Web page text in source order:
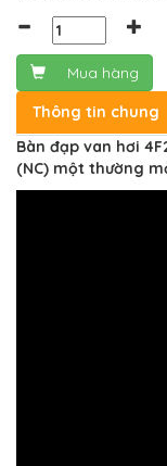
Mua hàng
Thông tin chung
Bàn đạp van hơi
(NC) một thường